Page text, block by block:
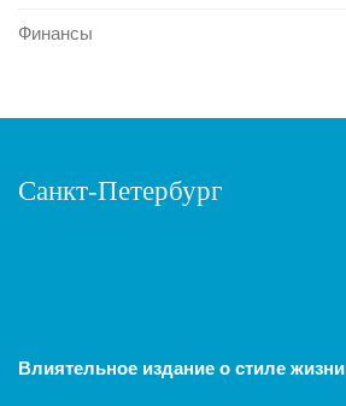
Финансы
Санкт-Петербург
Влиятельное издание о стиле жизни